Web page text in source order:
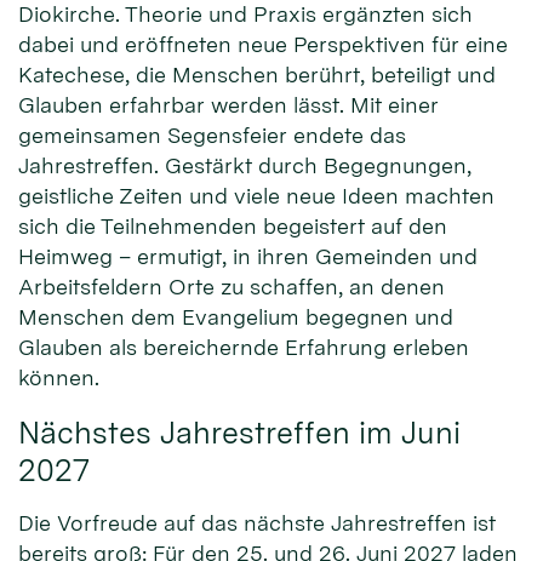
Diokirche. Theorie und Praxis ergänzten sich
dabei und eröffneten neue Perspektiven für eine
Katechese, die Menschen berührt, beteiligt und
Glauben erfahrbar werden lässt. Mit einer
gemeinsamen Segensfeier endete das
Jahrestreffen. Gestärkt durch Begegnungen,
geistliche Zeiten und viele neue Ideen machten
sich die Teilnehmenden begeistert auf den
Heimweg – ermutigt, in ihren Gemeinden und
Arbeitsfeldern Orte zu schaffen, an denen
Menschen dem Evangelium begegnen und
Glauben als bereichernde Erfahrung erleben
können.
Nächstes Jahrestreffen im Juni
2027
Die Vorfreude auf das nächste Jahrestreffen ist
bereits groß: Für den 25. und 26. Juni 2027 laden